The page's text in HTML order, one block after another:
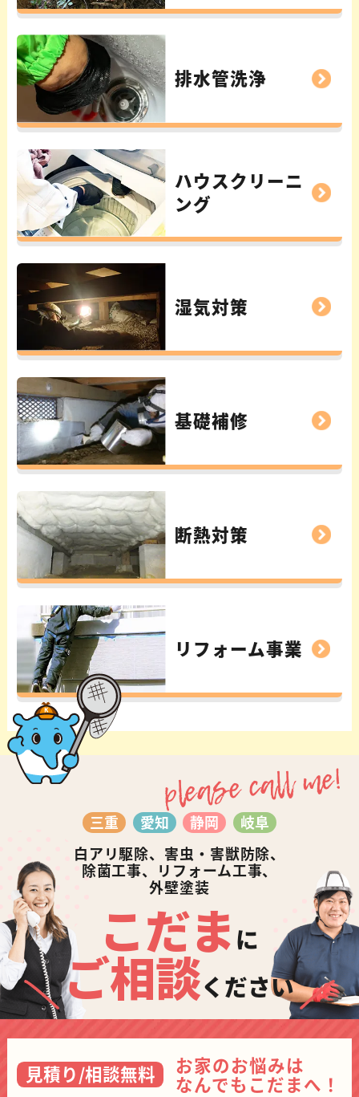
排水管洗浄
ハウスクリーニ
ング
湿気対策
基礎補修
断熱対策
リフォーム事業
please call me!
三重 愛知 静岡
岐阜
白アリ駆除、害虫・害獣防除、
除菌工事、リフォーム工事、
外壁塗装
こだまに
ご相談ください
見積り/相談無料 お家のお悩みは
なんでもこだまへ！